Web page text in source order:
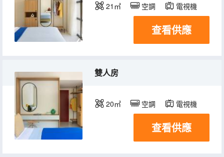
21㎡ 空調 電視機
查看供應
雙人房
20㎡ 空調 電視機
查看供應